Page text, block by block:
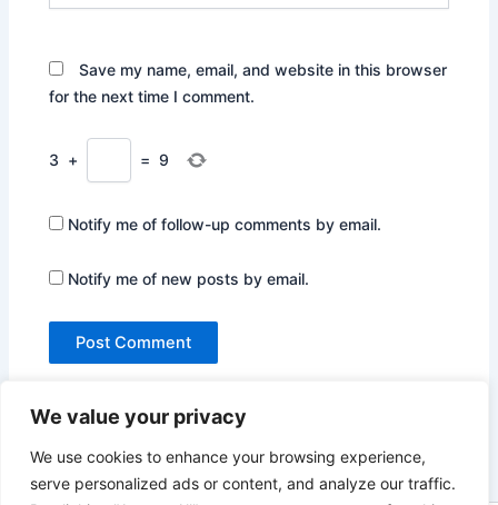
We value your privacy
We use cookies to enhance your browsing experience,
serve personalized ads or content, and analyze our traffic.
Save my name, email, and website in this browser
for the next time I comment.
3 + = 9
Notify me of follow-up comments by email.
Notify me of new posts by email.